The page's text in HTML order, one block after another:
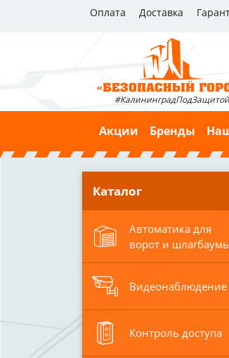
Оплата Доставка
#КалининградПодЗащитой
Акции Бренды
Каталог
Автоматика для
ворот и
Видеонаблюдение
Контроль доступа